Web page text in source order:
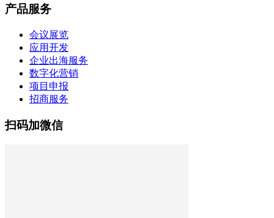
产品服务
会议展览
应用开发
企业出海服务
数字化营销
项目申报
招商服务
扫码加微信